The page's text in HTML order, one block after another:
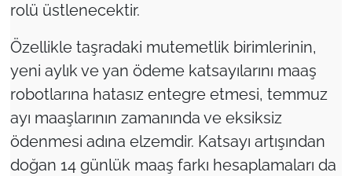
rolü üstlenecektir.
Özellikle taşradaki mutemetlik birimlerinin,
yeni aylık ve yan ödeme katsayılarını maaş
robotlarına hatasız entegre etmesi, temmuz
ayı maaşlarının zamanında ve eksiksiz
ödenmesi adına elzemdir. Katsayı artışından
doğan 14 günlük maaş farkı hesaplamaları da